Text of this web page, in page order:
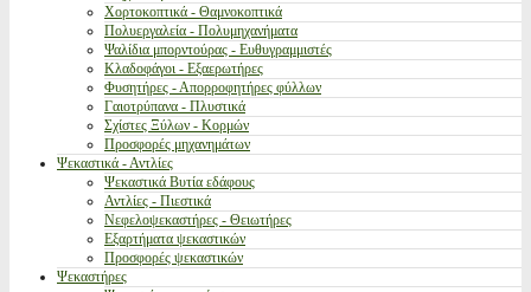
Χορτοκοπτικά - Θαμνοκοπτικά
Πολυεργαλεία - Πολυμηχανήματα
Ψαλίδια μπορντούρας - Ευθυγραμμιστές
Κλαδοφάγοι - Εξαερωτήρες
Φυσητήρες - Απορροφητήρες φύλλων
Γαιοτρύπανα - Πλυστικά
Σχίστες Ξύλων - Κορμών
Προσφορές μηχανημάτων
Ψεκαστικά - Αντλίες
Ψεκαστικά Βυτία εδάφους
Αντλίες - Πιεστικά
Νεφελοψεκαστήρες - Θειωτήρες
Εξαρτήματα ψεκαστικών
Προσφορές ψεκαστικών
Ψεκαστήρες